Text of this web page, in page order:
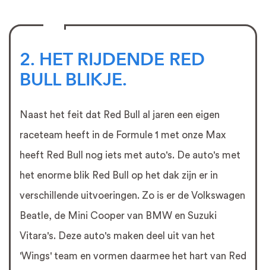
2. HET RIJDENDE RED
BULL BLIKJE.
Naast het feit dat Red Bull al jaren een eigen
raceteam heeft in de Formule 1 met onze Max
heeft Red Bull nog iets met auto's. De auto's met
het enorme blik Red Bull op het dak zijn er in
verschillende uitvoeringen. Zo is er de Volkswagen
Beatle, de Mini Cooper van BMW en Suzuki
Vitara's. Deze auto's maken deel uit van het
'Wings' team en vormen daarmee het hart van Red